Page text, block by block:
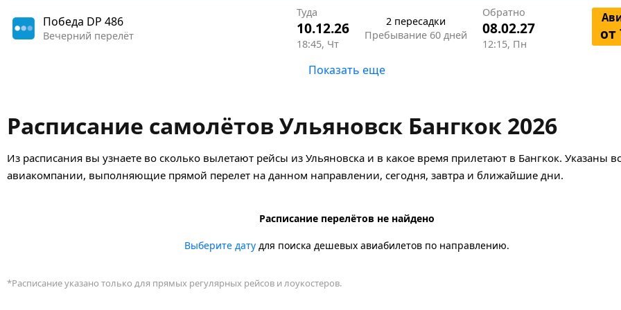
Победа DP 486
Вечерний перелёт
Туда
10.12.26
18:45, Чт
2 пересадки
Пребывание 60 дней
Обратно
08.02.27
12:15, Пн
от
Показать еще
Расписание самолётов Ульяновск Бангкок 2026
Из расписания вы узнаете во сколько вылетают рейсы из Ульяновска и в какое время прилетают в Бангкок. Указаны
авиакомпании, выполняющие прямой перелет на данном направлении, сегодня, завтра и ближайшие дни.
Расписание перелётов не найдено
Выберите датудля поиска дешевых авиабилетов по направлению.
*Расписание указано только для прямых регулярных рейсов и лоукостеров.